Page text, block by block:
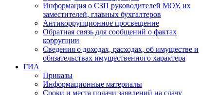
Информация о СЗП руководителей МОУ, их
заместителей, главных бухгалтеров
Антикоррупционное просвещение
Обратная связь для сообщений о фактах
коррупции
Сведения о доходах, расходах, об имуществе и
обязательствах имущественного характера
ГИА
Приказы
Информационные материалы
Сроки и места подачи заявлений на сдачу